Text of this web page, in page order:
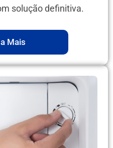
solução definitiva.
Mais